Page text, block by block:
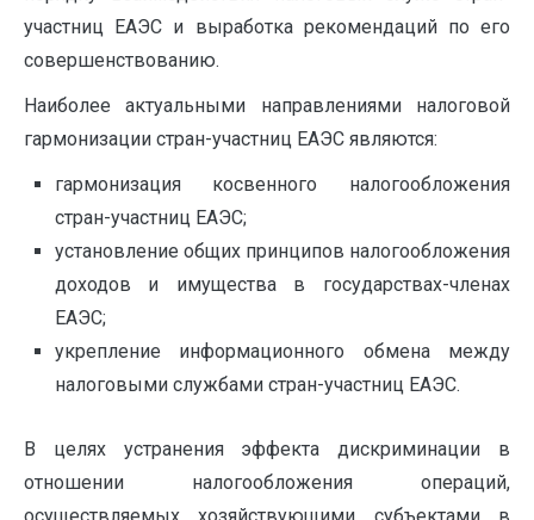
участниц ЕАЭС и выработка рекомендаций по его
совершенствованию.
Наиболее актуальными направлениями налоговой
гармонизации стран-участниц ЕАЭС являются:
гармонизация косвенного налогообложения
стран-участниц ЕАЭС;
установление общих принципов налогообложения
доходов и имущества в государствах-членах
ЕАЭС;
укрепление информационного обмена между
налоговыми службами стран-участниц ЕАЭС.
В целях устранения эффекта дискриминации в
отношении налогообложения операций,